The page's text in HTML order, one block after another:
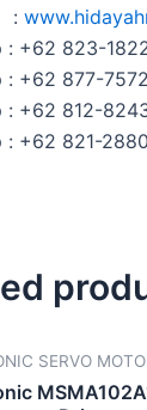
:
: +62 823-
: +62 877-
: +62 812-
: +62 821-
SERVO